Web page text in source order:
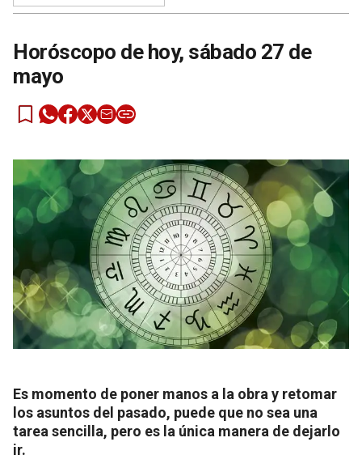
Horóscopo de hoy, sábado 27 de
mayo
Es momento de poner manos a la obra y retomar
los asuntos del pasado, puede que no sea una
tarea sencilla, pero es la única manera de dejarlo
ir.